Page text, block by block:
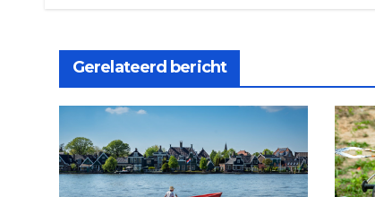
Gerelateerd bericht